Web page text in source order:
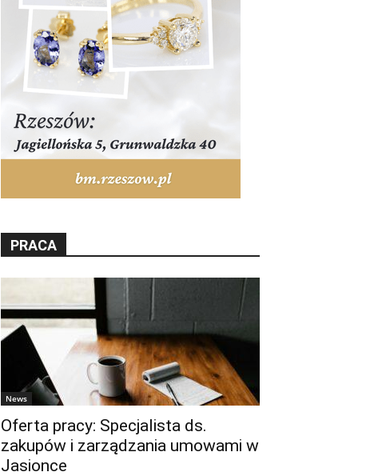
PRACA
News
Oferta pracy: Specjalista ds.
zakupów i zarządzania umowami w
Jasionce